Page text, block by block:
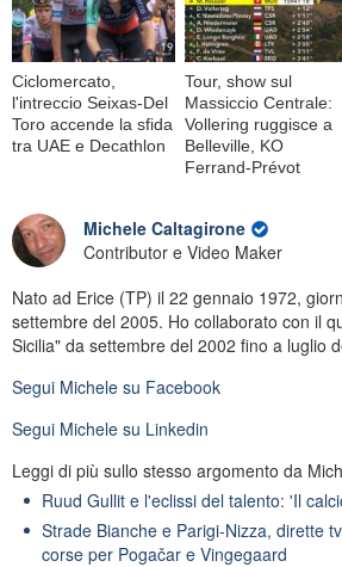
Ciclomercato,
l'intreccio Seixas-Del
Toro accende la sfida
tra UAE e Decathlon
Tour, show sul
Massiccio Centrale:
Vollering ruggisce a
Belleville, KO
Ferrand-Prévot
Michele Caltagirone
Contributor e Video Maker
Nato ad Erice (TP) il 22 gennaio 1972,
settembre del 2005. Ho collaborato con il
Sicilia" da settembre del 2002 fino a luglio
Segui Michele su Facebook
Segui Michele su Linkedin
Leggi di più sullo stesso argomento da
Ruud Gullit e l'eclissi del talento: 'Il
Strade Bianche e Parigi-Nizza, dirette
corse per Pogačar e Vingegaard